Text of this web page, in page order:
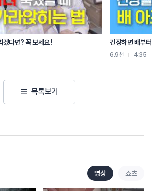
폭을 조절하는데에
거죠
압이 피부 온도를 상승시키고
연구로서 확인을 했습니다
안 되신다면
이 안 좋거나
겠다면? 꼭 보세요 ! 긴장하면 배부
6.9천 4:35
목록보기
영상 쇼츠